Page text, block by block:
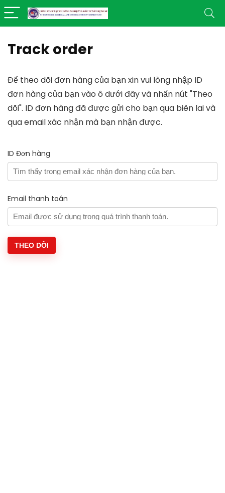
Track order
Để theo dõi đơn hàng của bạn xin vui lòng nhập ID
đơn hàng của bạn vào ô dưới đây và nhấn nút "Theo
dõi". ID đơn hàng đã được gửi cho bạn qua biên lai và
qua email xác nhận mà bạn nhận được.
ID Đơn hàng
Email thanh toán
THEO DÕI